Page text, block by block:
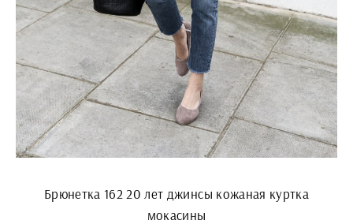
Брюнетка 162 20 лет джинсы кожаная куртка
мокасины